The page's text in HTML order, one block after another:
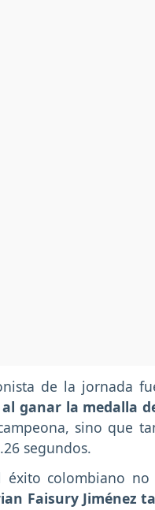
de la jornada
al ganar la medalla
sino que
segundos.
éxito colombiano
Faisury Jiménez